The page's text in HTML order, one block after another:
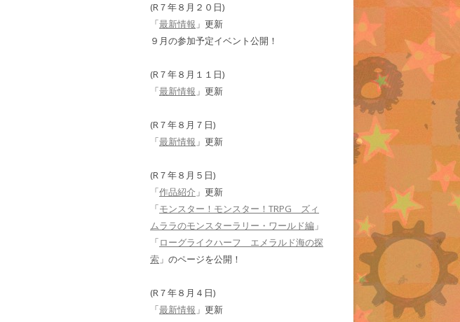
(R７年８月２０日)
「最新情報 」更新
９月の参加予定イベント公開！
(R７年８月１１日)
「最新情報 」更新
(R７年８月７日)
「最新情報 」更新
(R７年８月５日)
「作品紹介 」更新
「モンスター！モンスター！TRPG ズィ
ムララのモンスターラリー・ワールド編 」
「ローグライクハーフ エメラルド海の探
索 」のページを公開！
(R７年８月４日)
「最新情報 」更新